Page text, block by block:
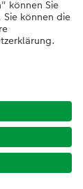
– 18:00 Uhr
bei Filialabholung)
Preis.